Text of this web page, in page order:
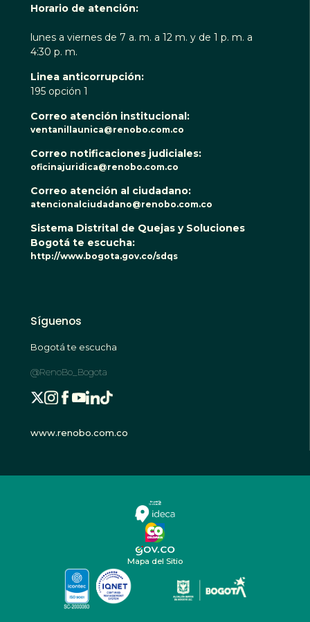
Horario de atención:
lunes a viernes de 7 a. m. a 12 m. y de 1 p. m. a
4:30 p. m.
Linea anticorrupción:
195 opción 1
Correo atención institucional:
ventanillaunica@renobo.com.co
Correo notificaciones judiciales:
oficinajuridica@renobo.com.co
Correo atención al ciudadano:
atencionalciudadano@renobo.com.co
Sistema Distrital de Quejas y Soluciones
Bogotá te escucha:
http://www.bogota.gov.co/sdqs
Síguenos
Bogotá te escucha
@RenoBo_Bogota
www.renobo.com.co
Mapa del Sitio